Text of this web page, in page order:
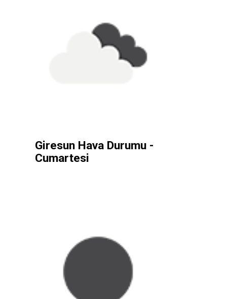
Giresun Hava Durumu -
Cumartesi